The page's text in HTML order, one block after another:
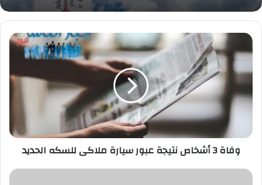
وفاة
3
أشخاص
نتيجة
عبور
سيارة
ملاكى
الحديد
وفاة 3 أشخاص نتيجة عبور سيارة ملاكى للسكه الحديد
وزير